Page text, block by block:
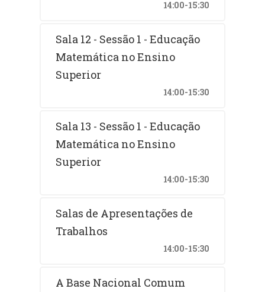
14:00-15:30
Sala 12 - Sessão 1 - Educação
Matemática no Ensino
Superior
14:00-15:30
Sala 13 - Sessão 1 - Educação
Matemática no Ensino
Superior
14:00-15:30
Salas de Apresentações de
Trabalhos
14:00-15:30
A Base Nacional Comum